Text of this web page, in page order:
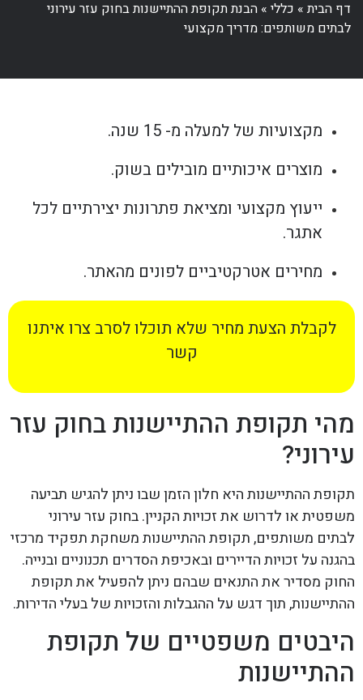
דף הבית» כללי» הבנת תקופת ההתיישנות בחוק עזר עירוני
לבתים משותפים: מדריך מקצועי
מקצועיות של למעלה מ- 15 שנה.
מוצרים איכותיים מובילים בשוק.
ייעוץ מקצועי ומציאת פתרונות יצירתיים לכל
אתגר.
מחירים אטרקטיביים לפונים מהאתר.
לקבלת הצעת מחיר שלא תוכלו לסרב צרו איתנו
קשר
מהי תקופת ההתיישנות בחוק עזר
עירוני?
תקופת ההתיישנות היא חלון הזמן שבו ניתן להגיש תביעה
משפטית או לדרוש את זכויות הקניין. בחוק עזר עירוני
לבתים משותפים, תקופת ההתיישנות משחקת תפקיד מרכזי
בהגנה על זכויות הדיירים ובאכיפת הסדרים תכנוניים ובנייה.
החוק מסדיר את התנאים שבהם ניתן להפעיל את תקופת
ההתיישנות, תוך דגש על ההגבלות והזכויות של בעלי הדירות.
היבטים משפטיים של תקופת
ההתיישנות